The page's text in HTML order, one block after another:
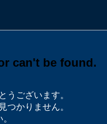
うございます。
つかりません。